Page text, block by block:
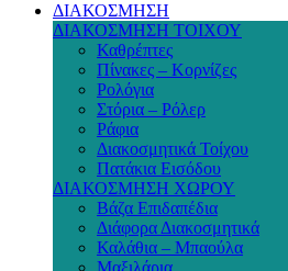
ΔΙΑΚΟΣΜΗΣΗ
ΔΙΑΚΟΣΜΗΣΗ ΤΟΙΧΟΥ
Καθρέπτες
Πίνακες – Κορνίζες
Ρολόγια
Στόρια – Ρόλερ
Ράφια
Διακοσμητικά Τοίχου
Πατάκια Εισόδου
ΔΙΑΚΟΣΜΗΣΗ ΧΩΡΟΥ
Βάζα Επιδαπέδια
Διάφορα Διακοσμητικά
Καλάθια – Μπαούλα
Μαξιλάρια